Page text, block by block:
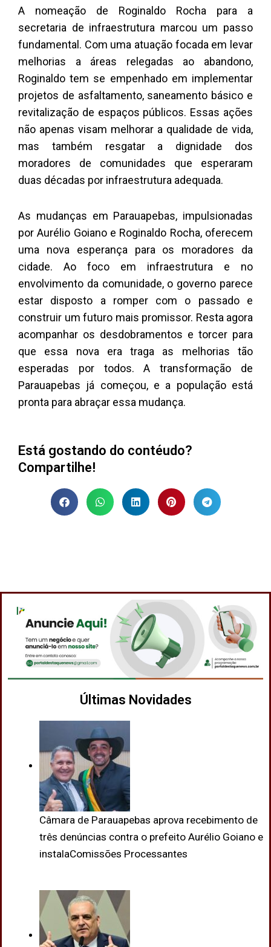
A nomeação de Roginaldo Rocha para a
secretaria de infraestrutura marcou um passo
fundamental. Com uma atuação focada em levar
melhorias a áreas relegadas ao abandono,
Roginaldo tem se empenhado em implementar
projetos de asfaltamento, saneamento básico e
revitalização de espaços públicos. Essas ações
não apenas visam melhorar a qualidade de vida,
mas também resgatar a dignidade dos
moradores de comunidades que esperaram
duas décadas por infraestrutura adequada.
As mudanças em Parauapebas, impulsionadas
por Aurélio Goiano e Roginaldo Rocha, oferecem
uma nova esperança para os moradores da
cidade. Ao foco em infraestrutura e no
envolvimento da comunidade, o governo parece
estar disposto a romper com o passado e
construir um futuro mais promissor. Resta agora
acompanhar os desdobramentos e torcer para
que essa nova era traga as melhorias tão
esperadas por todos. A transformação de
Parauapebas já começou, e a população está
pronta para abraçar essa mudança.
Está gostando do contéudo?
Compartilhe!
Últimas Novidades
Câmara de Parauapebas aprova recebimento de
três denúncias contra o prefeito Aurélio Goiano e
instalaComissões Processantes